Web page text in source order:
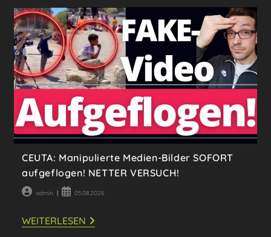
LAUFEN
SCHNURSTRACKS
IN
DIE
AFD-
FALLE!
CEUTA: Manipulierte Medien-Bilder SOFORT
aufgeflogen! NETTER VERSUCH!
Beitrags-
admin
Beitrag05.08.2026
WEITERLESENCEUTA:
MANIPULIERTE